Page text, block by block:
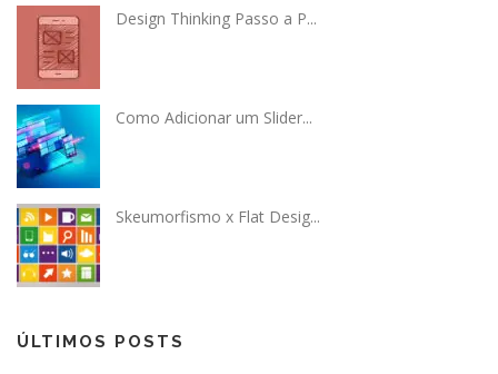
Design Thinking Passo a P...
Como Adicionar um Slider...
Skeumorfismo x Flat Desig...
ÚLTIMOS POSTS